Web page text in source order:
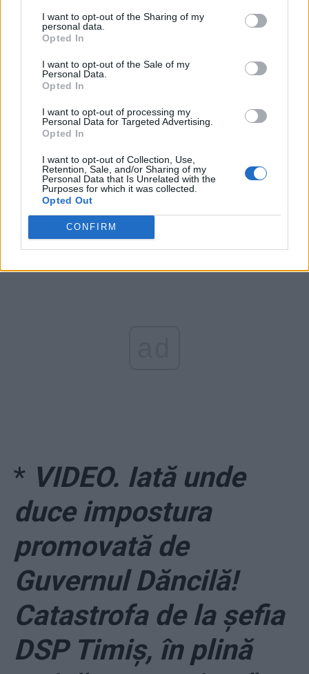
I want to opt-out of the Sharing of my
personal data.
Opted In
I want to opt-out of the Sale of my
Personal Data.
Opted In
I want to opt-out of processing my
Personal Data for Targeted Advertising.
Opted In
I want to opt-out of Collection, Use,
Retention, Sale, and/or Sharing of my
Personal Data that Is Unrelated with the
Purposes for which it was collected.
Opted Out
CONFIRM
Va avea o pensie de
peste 10.000 de lei
I-auzi, Ciutacule! „Măi, nemernicule, crezi că
uităm cum colectai sacii cu bănet pe lângă
mafiotul Dan Ioan Popescu?”
În ziua în care a devenit, prin vot, candidatul
PNL la Primăria Iași, Mihai Chirica și-a văzut
moartea cu ochii
* VIDEO. Iată unde
duce impostura
promovată de
Guvernul Dăncilă!
Catastrofa de la șefia
DSP Timiș, în plină